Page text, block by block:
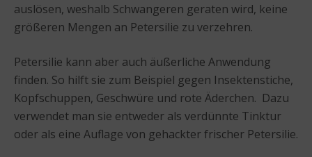
auslösen, weshalb Schwangeren geraten wird, keine
größeren Mengen an Petersilie zu verzehren.
Petersilie kann aber auch äußerliche Anwendung
finden. So hilft sie zum Beispiel gegen Insektenstiche,
Kopfschuppen, Geschwüre und rote Äderchen. Dazu
verwendet man sie entweder als verdünnte Tinktur
oder als eine Auflage von gehackter frischer Petersilie.